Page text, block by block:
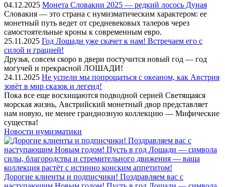
04.12.2025 Монета Словакии 2025 — редкий лосось Дуная
Словакия — это страна с нумизматическим характером: ее
монетный путь ведет от средневековых талеров через
самостоятельные кроны к современным евро.
25.11.2025 Год Лошади уже скачет к нам! Встречаем его с
силой и грацией!
Друзья, совсем скоро в двери постучится новый год — год
могучей и прекрасной ЛОШАДИ!
24.11.2025 Не успели мы попрощаться с океаном, как Австрия
зовёт в мир сказок и легенд!
Пока все еще восхищаются подводной серией Светящаяся
морская жизнь, Австрийский монетный двор представляет
нам новую, не менее грандиозную коллекцию — Мифические
существа!
Новости нумизматики
Дорогие клиенты и подписчики! Поздравляем вас с